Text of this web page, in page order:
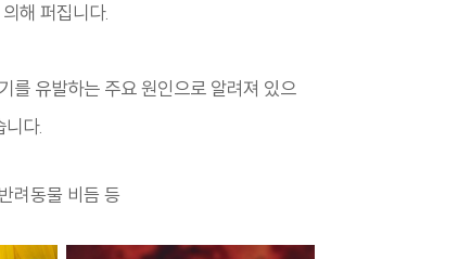
해 퍼집니다.
를 유발하는 주요 원인으로 알려져 있으
다.
려동물 비듬 등